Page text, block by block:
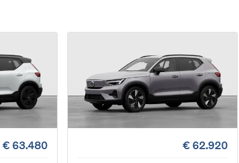
€ 63.480 € 62.920